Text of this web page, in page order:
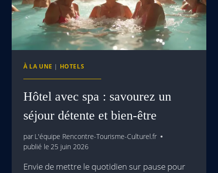
À LA UNE | HOTELS
Hôtel avec spa : savourez un
séjour détente et bien-être
par L'équipe Rencontre-Tourisme-Culturel.fr
publié le 25 juin 2026
Envie de mettre le quotidien sur pause pour